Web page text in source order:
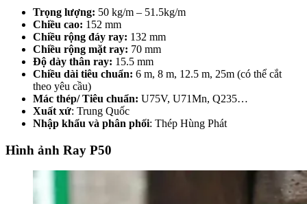
Trọng lượng: 50 kg/m – 51.5kg/m
Chiều cao: 152 mm
Chiều rộng đáy ray: 132 mm
Chiều rộng mặt ray: 70 mm
Độ dày thân ray: 15.5 mm
Chiều dài tiêu chuẩn: 6 m, 8 m, 12.5 m, 25m (có thể cắt
theo yêu cầu)
Mác thép/ Tiêu chuẩn: U75V, U71Mn, Q235…
Xuất xứ: Trung Quốc
Nhập khẩu và phân phối: Thép Hùng Phát
Hình ảnh Ray P50